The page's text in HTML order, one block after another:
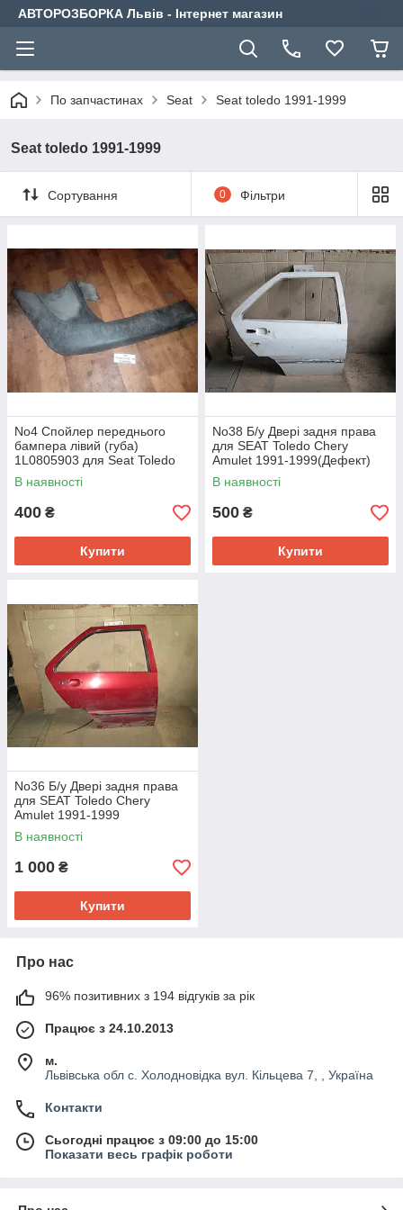
АВТОРОЗБОРКА Львів - Інтернет магазин
По запчастинах Seat Seat toledo 1991-1999
Seat toledo 1991-1999
Сортування 0 Фільтри
No4 Спойлер переднього
бампера лівий (губа)
1L0805903 для Seat Toledo
91-95
В наявності
400 ₴
Купити
No38 Б/у Двері задня права
для SEAT Toledo Chery
Amulet 1991-1999(Дефект)
В наявності
500 ₴
Купити
No36 Б/у Двері задня права
для SEAT Toledo Chery
Amulet 1991-1999
В наявності
1 000 ₴
Купити
Про нас
96% позитивних з 194 відгуків за рік
Працює з 24.10.2013
м.
Львівська обл с. Холодновідка вул. Кільцева 7, , Україна
Контакти
Сьогодні працює з 09:00 до 15:00
Показати весь графік роботи